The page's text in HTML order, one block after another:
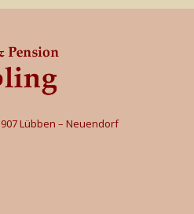
Lübben – Neuendorf